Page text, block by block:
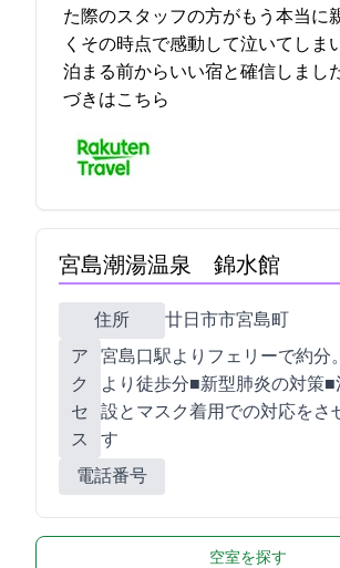
た際のスタッフの方がもう本当に
くその時点で感動して泣いてしま
泊まる前からいい宿と確信しました^_… 2023-05-26
づきはこちら
宮島潮湯温泉 錦水館
住所
廿日市市宮島町1133
ア
ク
セ
ス
宮島口駅よりフェリーで約10
より徒歩5分■新型肺炎の対策
設とマスク着用での対応をさ
す
電話番号
空室を探す